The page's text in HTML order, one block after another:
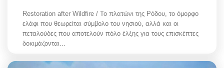
Restoration after Wildfire / Το πλατώνι της Ρόδου, το όμορφο
ελάφι που θεωρείται σύμβολο του νησιού, αλλά και οι
πεταλούδες που αποτελούν πόλο έλξης για τους επισκέπτες
δοκιμάζονται...